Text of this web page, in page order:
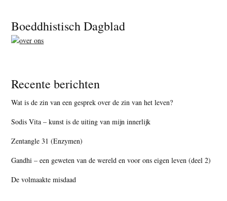
Footer
Boeddhistisch Dagblad
Recente berichten
Wat is de zin van een gesprek over de zin van het leven?
Sodis Vita – kunst is de uiting van mijn innerlijk
Zentangle 31 (Enzymen)
Gandhi – een geweten van de wereld en voor ons eigen leven (deel 2)
De volmaakte misdaad